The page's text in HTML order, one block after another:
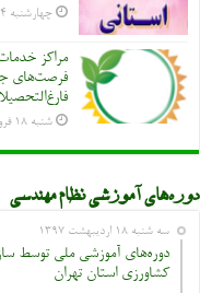
چهارشنبه ۲۴ شهریور ۱۳۹۵
مراکز
فرصت‌های
شنبه ۱۸ فروردین ۱۳۹۷
دوره‌های آموزشی نظام مهندسی
سه شنبه ۱۸ اردیبهشت ۱۳۹۷
دوره‌های آموزشی ملی توسط
کشاورزی استان تهران